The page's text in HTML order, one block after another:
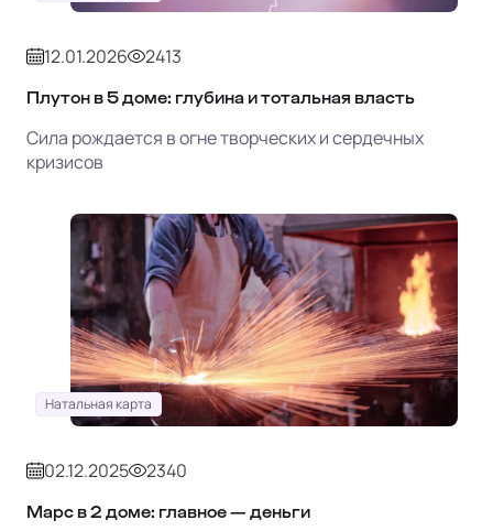
12.01.2026 2413
Плутон в 5 доме: глубина и тотальная власть
Сила рождается в огне творческих и сердечных
кризисов
Натальная карта
02.12.2025 2340
Марс в 2 доме: главное — деньги